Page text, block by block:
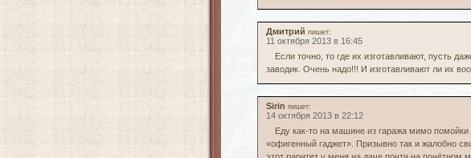
Дмитрий пишет:
11 октября 2013 в 16:45
Если точно, то где их изготавливают, пусть
заводик. Очень надо!!! И изготавливают ли их
Sirin пишет:
14 октября 2013 в 22:12
Еду как-то на машине из гаража мимо
«офигенный гаджет». Призывно так и жалобно